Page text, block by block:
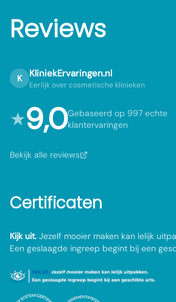
Reviews
K KliniekErvaringen.nl
Eerlijk over cosmetische klinieken
★9,0Gebaseerd op 997 echte
klantervaringen
Bekijk alle reviews
Certificaten
Kijk uit. Jezelf mooier maken kan lelijk
Een geslaagde ingreep begint bij een